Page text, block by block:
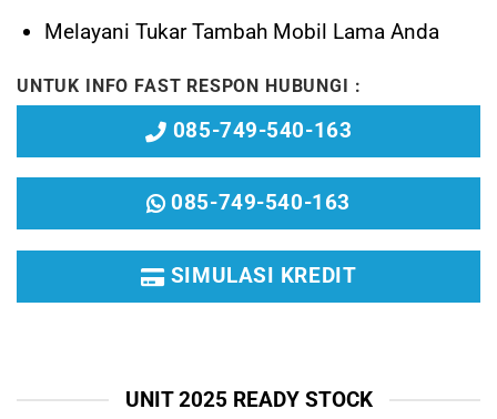
MelayaniTukar Tambah Mobil Lama Anda
UNTUK INFO FAST RESPON HUBUNGI :
085-749-540-163
085-749-540-163
SIMULASI KREDIT
UNIT 2025 READY STOCK